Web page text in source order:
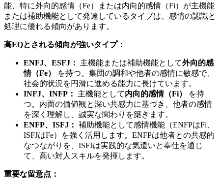
能、特に外向的感情（Fe）または内向的感情（Fi）が主機能
または補助機能として発達しているタイプは、感情の認識と
処理に優れる傾向があります。
高EQとされる傾向が強いタイプ：
ENFJ、ESFJ： 主機能または補助機能として外向的感
情（Fe）
を持つ。集団の調和や他者の感情に敏感で、
社会的状況を円滑に進める能力に長けています。
INFJ、INFP：
主機能として内向的感情（Fi）
を持
つ。内面の価値観と深い共感力に基づき、他者の感情
を深く理解し、誠実な関わりを築きます。
ENFP、ISFJ： 補助機能として感情機能（ENFPはFi、
ISFJはFe）を強く活用します。ENFPは他者との共感的
なつながりを、ISFJは実践的な気遣いと奉仕を通じ
て、高い対人スキルを発揮します。
重要な留意点：